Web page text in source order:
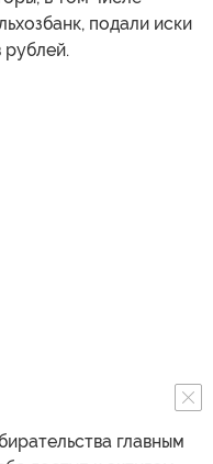
подали иски
главным